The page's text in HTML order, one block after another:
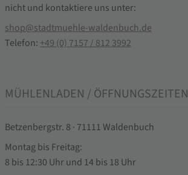
nicht und kontaktiere uns unter:
shop@stadtmuehle-waldenbuch.de
Telefon: +49 (0) 7157 / 812 3992
MÜHLENLADEN / ÖFFNUNGSZEITEN
Betzenbergstr. 8 · 71111 Waldenbuch
Montag bis Freitag:
8 bis 12:30 Uhr und 14 bis 18 Uhr